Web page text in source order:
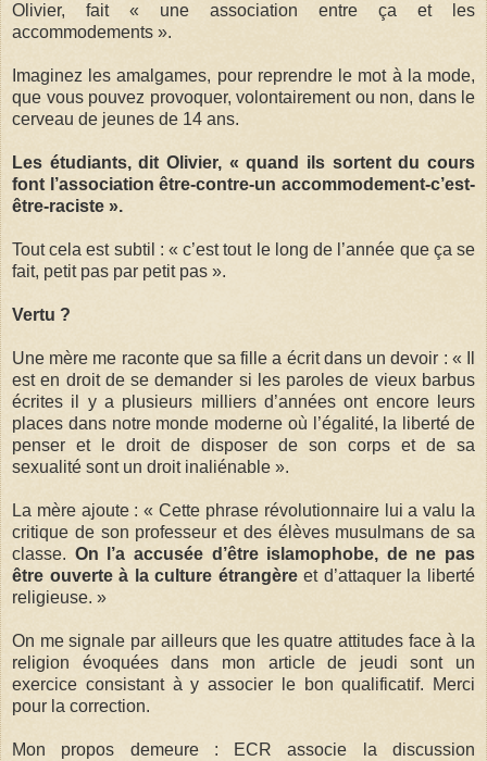
Olivier, fait « une association entre ça et les
accommodements ».
Imaginez les amalgames, pour reprendre le mot à la mode,
que vous pouvez provoquer, volontairement ou non, dans le
cerveau de jeunes de 14 ans.
Les étudiants, dit Olivier, « quand ils sortent du cours
font l’association être-contre-un accommodement-c’est-
être-raciste ».
Tout cela est subtil : « c’est tout le long de l’année que ça se
fait, petit pas par petit pas ».
Vertu ?
Une mère me raconte que sa fille a écrit dans un devoir : « Il
est en droit de se demander si les paroles de vieux barbus
écrites il y a plusieurs milliers d’années ont encore leurs
places dans notre monde moderne où l’égalité, la liberté de
penser et le droit de disposer de son corps et de sa
sexualité sont un droit inaliénable ».
La mère ajoute : « Cette phrase révolutionnaire lui a valu la
critique de son professeur et des élèves musulmans de sa
classe. On l’a accusée d’être islamophobe, de ne pas
être ouverte à la culture étrangèreet d’attaquer­­­ la liberté
religieuse. »
On me signale par ailleurs que les quatre attitudes face à la
religion évoquées dans mon article de jeudi sont un
exercice consistant à y associer le bon qualificatif. Merci
pour la correction.
Mon propos demeure : ECR associe la discussion